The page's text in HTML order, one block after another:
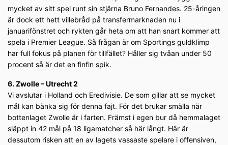
mycket av sitt spel runt sin stjärna Bruno Fernandes. 25-åringen
är dock ett hett villebråd på transfermarknaden nu i
januarifönstret och rykten går heta om att han snart kommer att
spela i Premier League. Så frågan är om Sportings guldklimp
har full fokus på planen för tillfället? Håller sig tvåan under 50
procent så är det en finfin spik.
6. Zwolle – Utrecht 2
Vi avslutar i Holland och Eredivisie. De som gillar att se mycket
mål kan bänka sig för denna fajt. För det brukar smälla när
bottenlaget Zwolle är i farten. Främst i egen bur då hemmalaget
släppt in 42 mål på 18 ligamatcher så här långt. Här är
dessutom risken att en av lagets vassaste spelare i offensiven,